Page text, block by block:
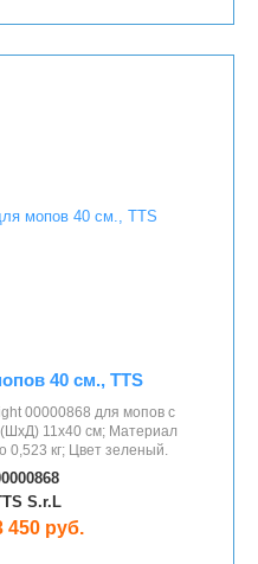
40 см., TTS
00000868 для мопов с
11х40 см; Материал
0,523 кг; Цвет зеленый.
S.r.L
450 руб.